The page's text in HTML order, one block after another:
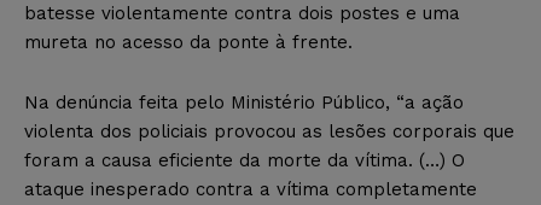
batesse violentamente contra dois postes e uma
mureta no acesso da ponte à frente.
Na denúncia feita pelo Ministério Público, “a ação
violenta dos policiais provocou as lesões corporais que
foram a causa eficiente da morte da vítima. (…) O
ataque inesperado contra a vítima completamente